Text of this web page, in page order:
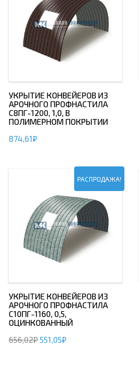
УКРЫТИЕ КОНВЕЙЕРОВ ИЗ
АРОЧНОГО ПРОФНАСТИЛА
С8ПГ-1200, 1,0, В
ПОЛИМЕРНОМ ПОКРЫТИИ
874,61₽
РАСПРОДАЖА!
УКРЫТИЕ КОНВЕЙЕРОВ ИЗ
АРОЧНОГО ПРОФНАСТИЛА
С10ПГ-1160, 0,5,
ОЦИНКОВАННЫЙ
656,02₽551,05₽